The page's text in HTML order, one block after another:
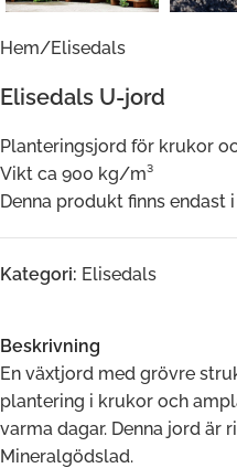
Hem/Elisedals
Elisedals U-jord
Planteringsjord för krukor
Vikt ca 900 kg/m³
Denna produkt finns endast
Kategori: Elisedals
Beskrivning
En växtjord med grövre
plantering i krukor och
varma dagar. Denna jord är
Mineralgödslad.